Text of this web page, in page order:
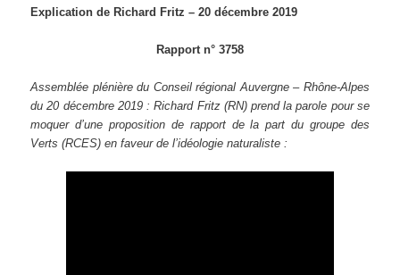
Explication de Richard Fritz – 20 décembre 2019
Rapport n° 3758
Assemblée plénière du Conseil régional Auvergne – Rhône-Alpes
du 20 décembre 2019 : Richard Fritz (RN) prend la parole pour se
moquer d’une proposition de rapport de la part du groupe des
Verts (RCES) en faveur de l’idéologie naturaliste :